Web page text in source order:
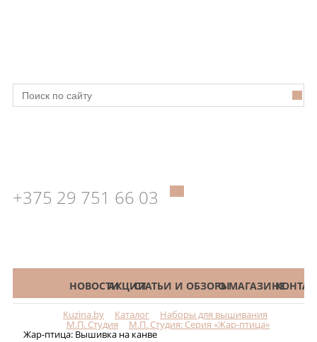
+375 29 751 66 03
КАТАЛОГНОВОСТИАКЦИИСТАТЬИ И ОБЗОРЫО МАГАЗИНЕ
Kuzina.by Каталог Наборы для вышивания
М.П. Студия М.П. Студия: Серия «Жар-птица»
Жар-птица: Вышивка на канве